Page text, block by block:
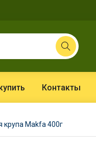
Контакты
крупа Makfa 400г